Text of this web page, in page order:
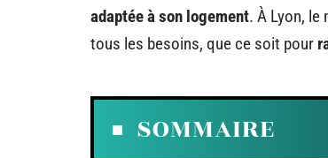
adaptée à son logement. À Lyon,
tous les besoins, que ce soit pour
SOMMAIRE